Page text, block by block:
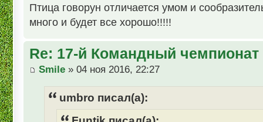
Птица говорун отличается умом и
много и будет все хорошо!!!!!
Re: 17-й Командный чемпионат
Smile » 04 ноя 2016, 22:27
umbro писал(а):